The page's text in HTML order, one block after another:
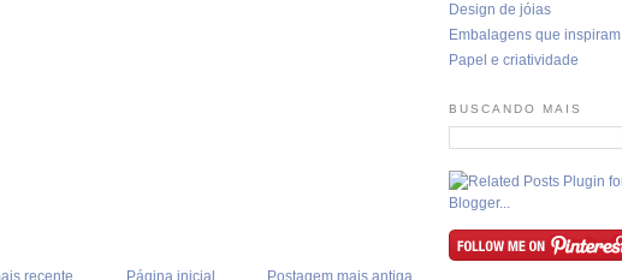
recente Postagem mais antiga
Página inicial
Design de jóias
Embalagens que inspiram
Papel e criatividade
BUSCANDO MAIS